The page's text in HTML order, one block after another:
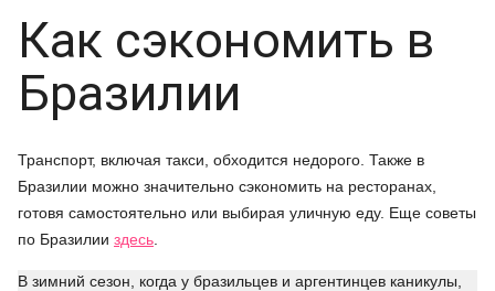
Как сэкономить в
Бразилии
Транспорт, включая такси, обходится недорого. Также в
Бразилии можно значительно сэкономить на ресторанах,
готовя самостоятельно или выбирая уличную еду. Еще советы
по Бразилии здесь
В зимний сезон, когда у бразильцев и аргентинцев каникулы,